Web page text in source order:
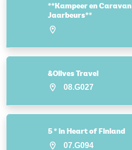
**Kampeer en Caravan
Jaarbeurs**
&Olives Travel
08.G027
5 * in Heart of Finland
07.G094